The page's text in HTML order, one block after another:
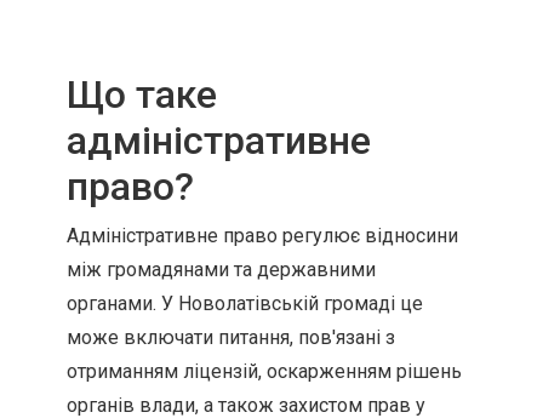
Що таке
адміністративне
право?
Адміністративне право регулює відносини
між громадянами та державними
органами. У Новолатівській громаді це
може включати питання, пов'язані з
отриманням ліцензій, оскарженням рішень
органів влади, а також захистом прав у